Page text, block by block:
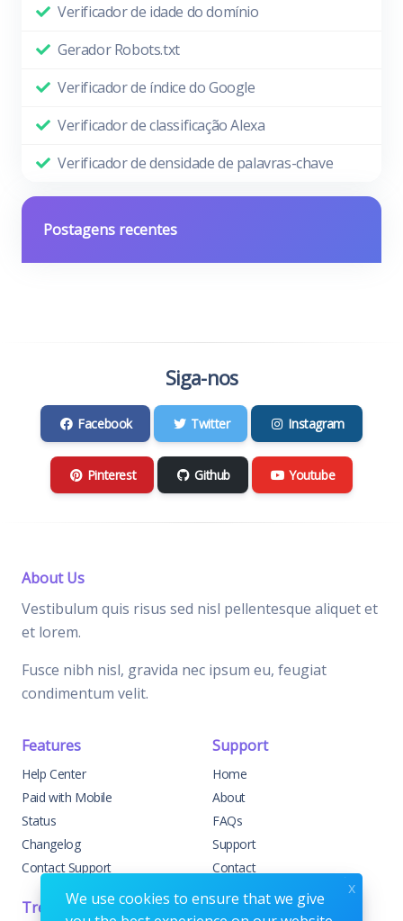
Verificador de idade do domínio
Gerador Robots.txt
Verificador de índice do Google
Verificador de classificação Alexa
Verificador de densidade de palavras-chave
Postagens recentes
Siga-nos
Facebook Twitter Instagram
Pinterest Github Youtube
About Us
Vestibulum quis risus sed nisl pellentesque aliquet et
et lorem.
Fusce nibh nisl, gravida nec ipsum eu, feugiat
condimentum velit.
Features
Help Center
Paid with Mobile
Status
Changelog
Contact Support
Support
Home
About
FAQs
Support
Contact
Trending Legal
We use cookies to ensure that we give
x